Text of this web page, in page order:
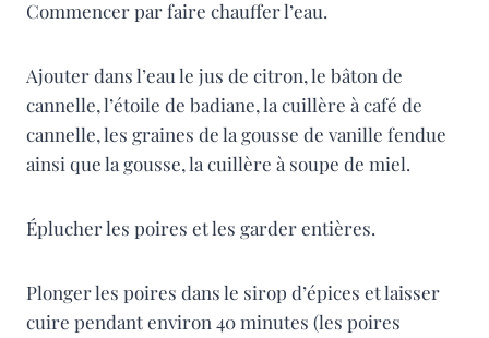
Commencer par faire chauffer l’eau.
Ajouter dans l’eau le jus de citron, le bâton de
cannelle, l’étoile de badiane, la cuillère à café de
cannelle, les graines de la gousse de vanille fendue
ainsi que la gousse, la cuillère à soupe de miel.
Éplucher les poires et les garder entières.
Plonger les poires dans le sirop d’épices et laisser
cuire pendant environ 40 minutes (les poires